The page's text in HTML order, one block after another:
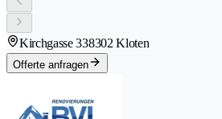
Kirchgasse 338302 Kloten
Offerte anfragen